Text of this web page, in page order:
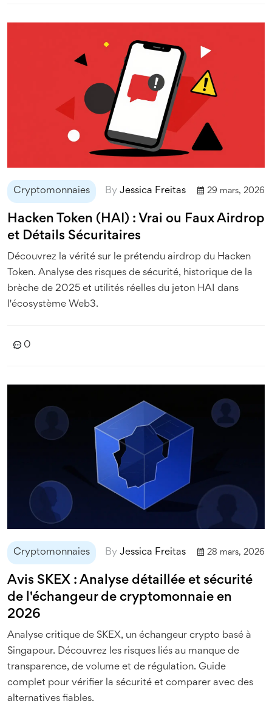
Cryptomonnaies By Jessica Freitas 29 mars, 2026
Hacken Token (HAI) : Vrai ou Faux Airdrop
et Détails Sécuritaires
Découvrez la vérité sur le prétendu airdrop du Hacken
Token. Analyse des risques de sécurité, historique de la
brèche de 2025 et utilités réelles du jeton HAI dans
l'écosystème Web3.
0
Cryptomonnaies By Jessica Freitas 28 mars, 2026
Avis SKEX : Analyse détaillée et sécurité
de l'échangeur de cryptomonnaie en
2026
Analyse critique de SKEX, un échangeur crypto basé à
Singapour. Découvrez les risques liés au manque de
transparence, de volume et de régulation. Guide
complet pour vérifier la sécurité et comparer avec des
alternatives fiables.